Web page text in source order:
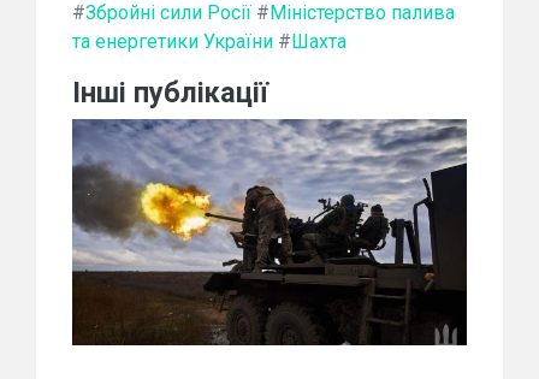
#Збройні сили Росії # Міністерство палива
та енергетики України # Шахта
Інші публікації